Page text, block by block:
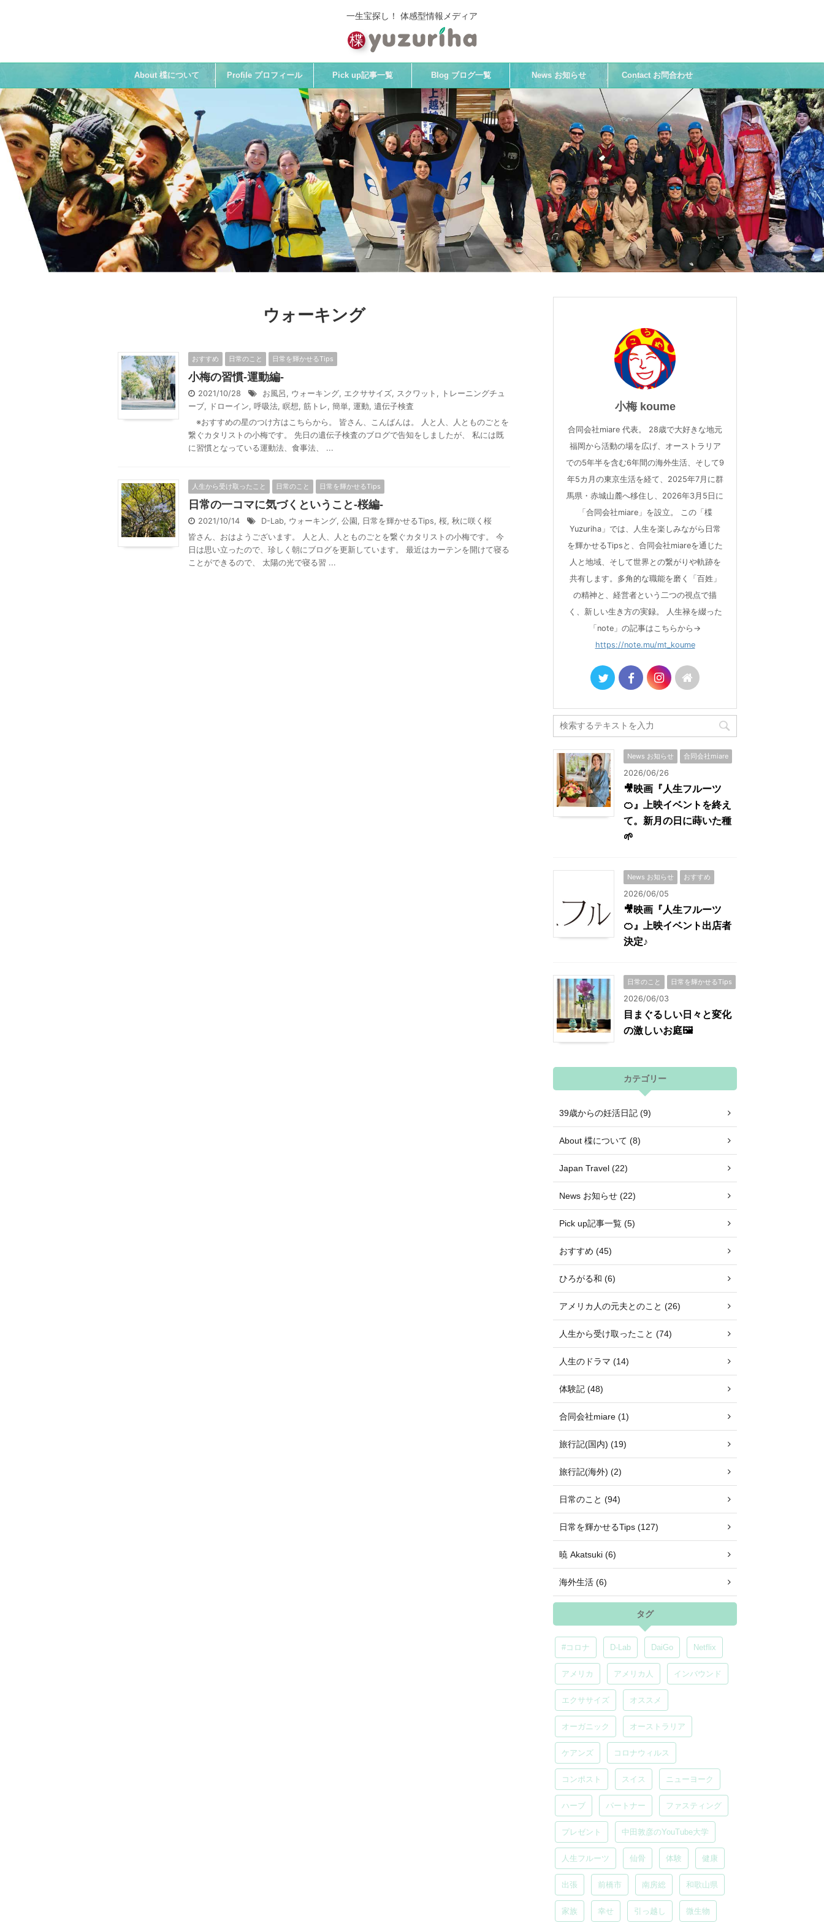
一生宝探し！ 体感型情報メディア
About 楪について Profile プロフィール Pick up記事一覧 Blog ブログ一覧 News お知らせ Contact お問合わせ
ウォーキング
おすすめ 日常のこと 日常を輝かせるTips
小梅の習慣-運動編-
2021/10/28 お風呂 , ウォーキング, エクササイズ, スクワット ,
トレーニングチュ
ーブ, ドローイン, 呼吸法, 瞑想, 筋トレ, 簡単, 運動, 遺伝子検査
※おすすめの星のつけ方はこちらから。 皆さん、こんばんは。 人と人、人とものごとを
繋ぐカタリストの小梅です。 先日の遺伝子検査のブログで告知をしましたが、 私には既
に習慣となっている運動法、食事法、 ...
人生から受け取ったこと 日常のこと 日常を輝かせるTips
日常の一コマに気づくということ-桜編-
2021/10/14 D-Lab, ウォーキング, 公園 , 日常を輝かせるTips, 桜, 秋に咲く桜
皆さん、おはようございます。 人と人、人とものごとを繋ぐカタリストの小梅です。 今
日は思い立ったので、珍しく朝にブログを更新しています。 最近はカーテンを開けて寝る
ことができるので、 太陽の光で寝る習 ...
小梅 koume
合同会社miare 代表。 28歳で大好きな地元
福岡から活動の場を広げ、オーストラリア
での5年半を含む6年間の海外生活、そして9
年5カ月の東京生活を経て、2025年7月に群
馬県・赤城山麓へ移住し、2026年3月5日に
「合同会社miare」を設立。 この「楪
Yuzuriha」では、人生を楽しみながら日常
を輝かせるTipsと、合同会社miareを通じた
人と地域、そして世界との繋がりや軌跡を
共有します。多角的な職能を磨く「百姓」
の精神と、経営者という二つの視点で描
く、新しい生き方の実録。 人生禄を綴った
「note」の記事はこちらから→
https://note.mu/mt_koume
News お知らせ 合同会社miare
2026/06/26
🎥映画『人生フルーツ
🍊』上映イベントを終え
て。新月の日に蒔いた種
🌱
News お知らせ おすすめ
2026/06/05
🎥映画『人生フルーツ
🍊』上映イベント出店者
決定♪
日常のこと 日常を輝かせるTips
2026/06/03
目まぐるしい日々と変化
の激しいお庭🖼
カテゴリー
39歳からの妊活日記 (9)
About 楪について (8)
Japan Travel (22)
News お知らせ (22)
Pick up記事一覧 (5)
おすすめ (45)
ひろがる和 (6)
アメリカ人の元夫とのこと (26)
人生から受け取ったこと (74)
人生のドラマ (14)
体験記 (48)
合同会社miare (1)
旅行記(国内) (19)
旅行記(海外) (2)
日常のこと (94)
日常を輝かせるTips (127)
暁 Akatsuki (6)
海外生活 (6)
タグ
#コロナ D-Lab DaiGo Netflix
アメリカ アメリカ人 インバウンド
エクササイズ オススメ
オーガニック オーストラリア
ケアンズ コロナウィルス
コンポスト スイス ニューヨーク
ハーブ パートナー ファスティング
プレゼント 中田敦彦のYouTube大学
人生フルーツ 仙骨 体験 健康
出張 前橋市 南房総 和歌山県
家族 幸せ 引っ越し 微生物